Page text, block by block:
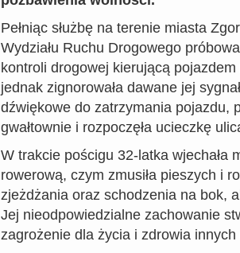
Pełniąc służbę na terenie miasta
Wydziału Ruchu Drogowego
kontroli drogowej kierującą
jednak zignorowała dawane jej
dźwiękowe do zatrzymania pojazdu,
gwałtownie i rozpoczęła ucieczkę
W trakcie pościgu 32-latka wjechała
rowerową, czym zmusiła pieszych i
zjeżdżania oraz schodzenia na bok,
Jej nieodpowiedzialne zachowanie
zagrożenie dla życia i zdrowia innych